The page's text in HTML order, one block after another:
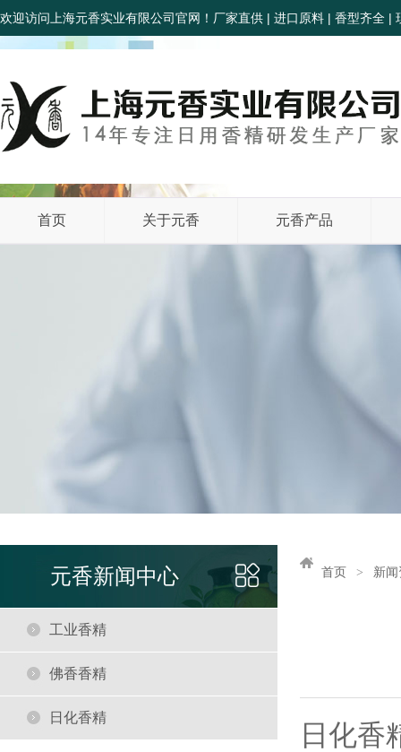
欢迎访问上海元香实业有限公司官网！厂家直供 | 进口原料 | 香型齐全 |
首页 关于元香 元香产品
元香新闻中心
工业香精
佛香香精
日化香精
首页 新
日化香